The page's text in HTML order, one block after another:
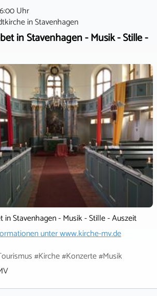
Uhr
inStavenhagen
in Stavenhagen - Musik - Stille -
in Stavenhagen - Musik - Stille - Auszeit
unterwww.kirche-mv.de
#Kirche #Konzerte #Musik